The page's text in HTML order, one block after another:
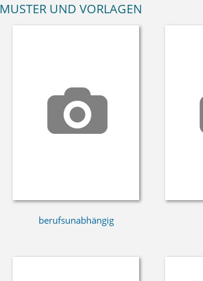
MUSTER UND VORLAGEN
berufsunabhängig